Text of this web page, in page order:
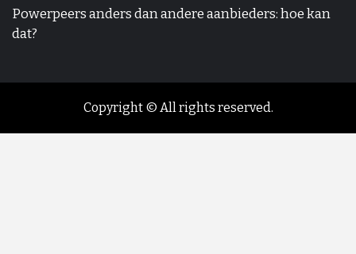
Powerpeers anders dan andere aanbieders: hoe kan
dat?
Copyright © All rights reserved.